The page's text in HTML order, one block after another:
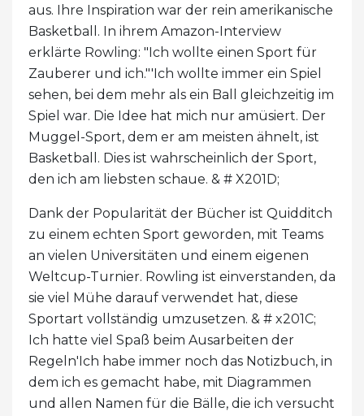
aus. Ihre Inspiration war der rein amerikanische
Basketball. In ihrem Amazon-Interview
erklärte Rowling: "Ich wollte einen Sport für
Zauberer und ich."'Ich wollte immer ein Spiel
sehen, bei dem mehr als ein Ball gleichzeitig im
Spiel war. Die Idee hat mich nur amüsiert. Der
Muggel-Sport, dem er am meisten ähnelt, ist
Basketball. Dies ist wahrscheinlich der Sport,
den ich am liebsten schaue. & # X201D;
Dank der Popularität der Bücher ist Quidditch
zu einem echten Sport geworden, mit Teams
an vielen Universitäten und einem eigenen
Weltcup-Turnier. Rowling ist einverstanden, da
sie viel Mühe darauf verwendet hat, diese
Sportart vollständig umzusetzen. & # x201C;
Ich hatte viel Spaß beim Ausarbeiten der
Regeln'Ich habe immer noch das Notizbuch, in
dem ich es gemacht habe, mit Diagrammen
und allen Namen für die Bälle, die ich versucht